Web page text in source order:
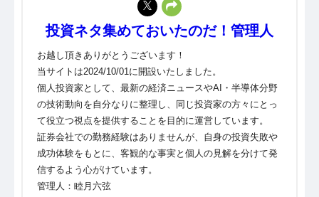
投資ネタ集めておいたのだ！管理人
お越し頂きありがとうございます！
当サイトは2024/10/01に開設いたしました。
個人投資家として、最新の経済ニュースやAI・半導体分野
の技術動向を自分なりに整理し、同じ投資家の方々にとっ
て役立つ視点を提供することを目的に運営しています。
証券会社での勤務経験はありませんが、自身の投資失敗や
成功体験をもとに、客観的な事実と個人の見解を分けて発
信するよう心がけています。
管理人：睦月六弦